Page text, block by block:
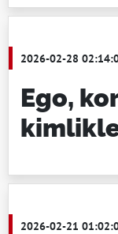
2026-02-28
Ego,
2026-02-21